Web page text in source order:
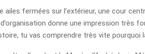
fermées sur l’extérieur, une cour
donne une impression très
tu vas comprendre très vite pourquoi